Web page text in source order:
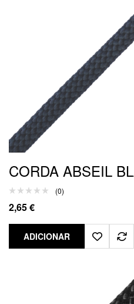
CORDA ABSEIL
(0)
2,65€
ADICIONAR